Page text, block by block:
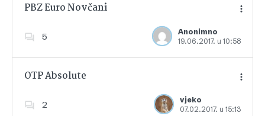
PBZ Euro Novčani
5
Anonimno
19.06.2017. u 10:58
Dodajte u favorite
OTP Absolute
2
vjeko
07.02.2017. u 15:13
Dodajte u favorite